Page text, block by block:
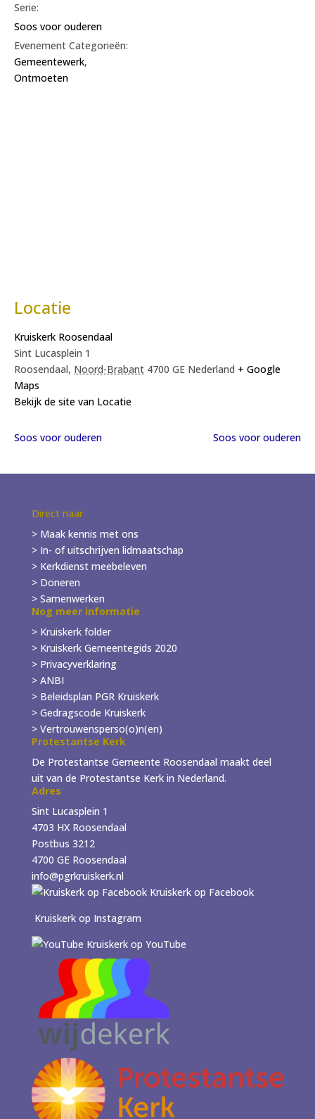
Serie:
Soos voor ouderen
Evenement Categorieën:
Gemeentewerk,
Ontmoeten
Locatie
Kruiskerk Roosendaal
Sint Lucasplein 1
Roosendaal, Noord-Brabant 4700 GE Nederland + Google
Maps
Bekijk de site van Locatie
Soos voor ouderen Soos voor ouderen
Direct naar
> Maak kennis met ons
> In- ofuitschrijven lidmaatschap
> Kerkdienst meebeleven
> Doneren
> Samenwerken
Nog meer informatie
> Kruiskerk folder
>Kruiskerk Gemeentegids 2020
> Privacyverklaring
> ANBI
> Beleidsplan PGR Kruiskerk
> Gedragscode Kruiskerk
> Vertrouwensperso(o)n(en)
Protestantse Kerk
De Protestantse Gemeente Roosendaal maakt deel
uit van de Protestantse Kerk in Nederland.
Adres
Sint Lucasplein 1
4703 HX Roosendaal
Postbus 3212
4700 GE Roosendaal
info@pgrkruiskerk.nl
Kruiskerk op Facebook
Kruiskerk op Instagram
Kruiskerk op YouTube